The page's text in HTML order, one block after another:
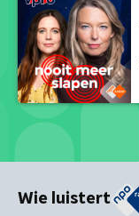
Wie luistert